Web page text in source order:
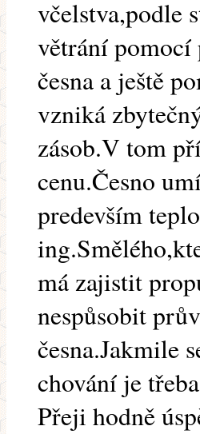
včelstva,podle
větrání pomocí
česna a ještě
vzniká
zásob.V tom
cenu.Česno
predevším
má zajistit
nespůsobit
česna.Jakmile
chování je
Přeji hodně